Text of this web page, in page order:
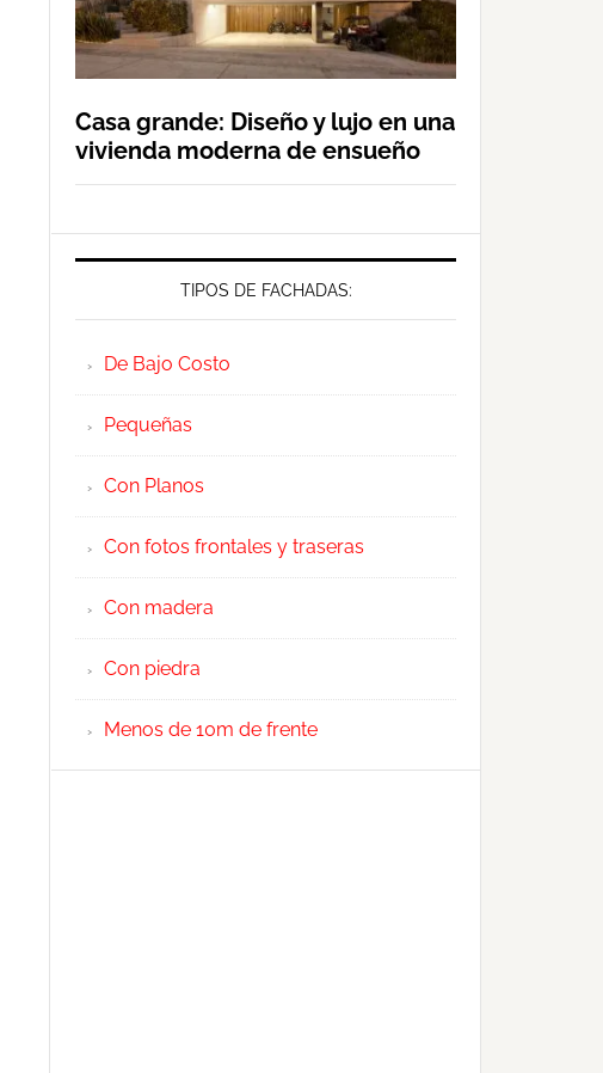
Casa grande: Diseño y lujo en una
vivienda moderna de ensueño
TIPOS DE FACHADAS:
De Bajo Costo
Pequeñas
Con Planos
Con fotos frontales y traseras
Con madera
Con piedra
Menos de 10m de frente